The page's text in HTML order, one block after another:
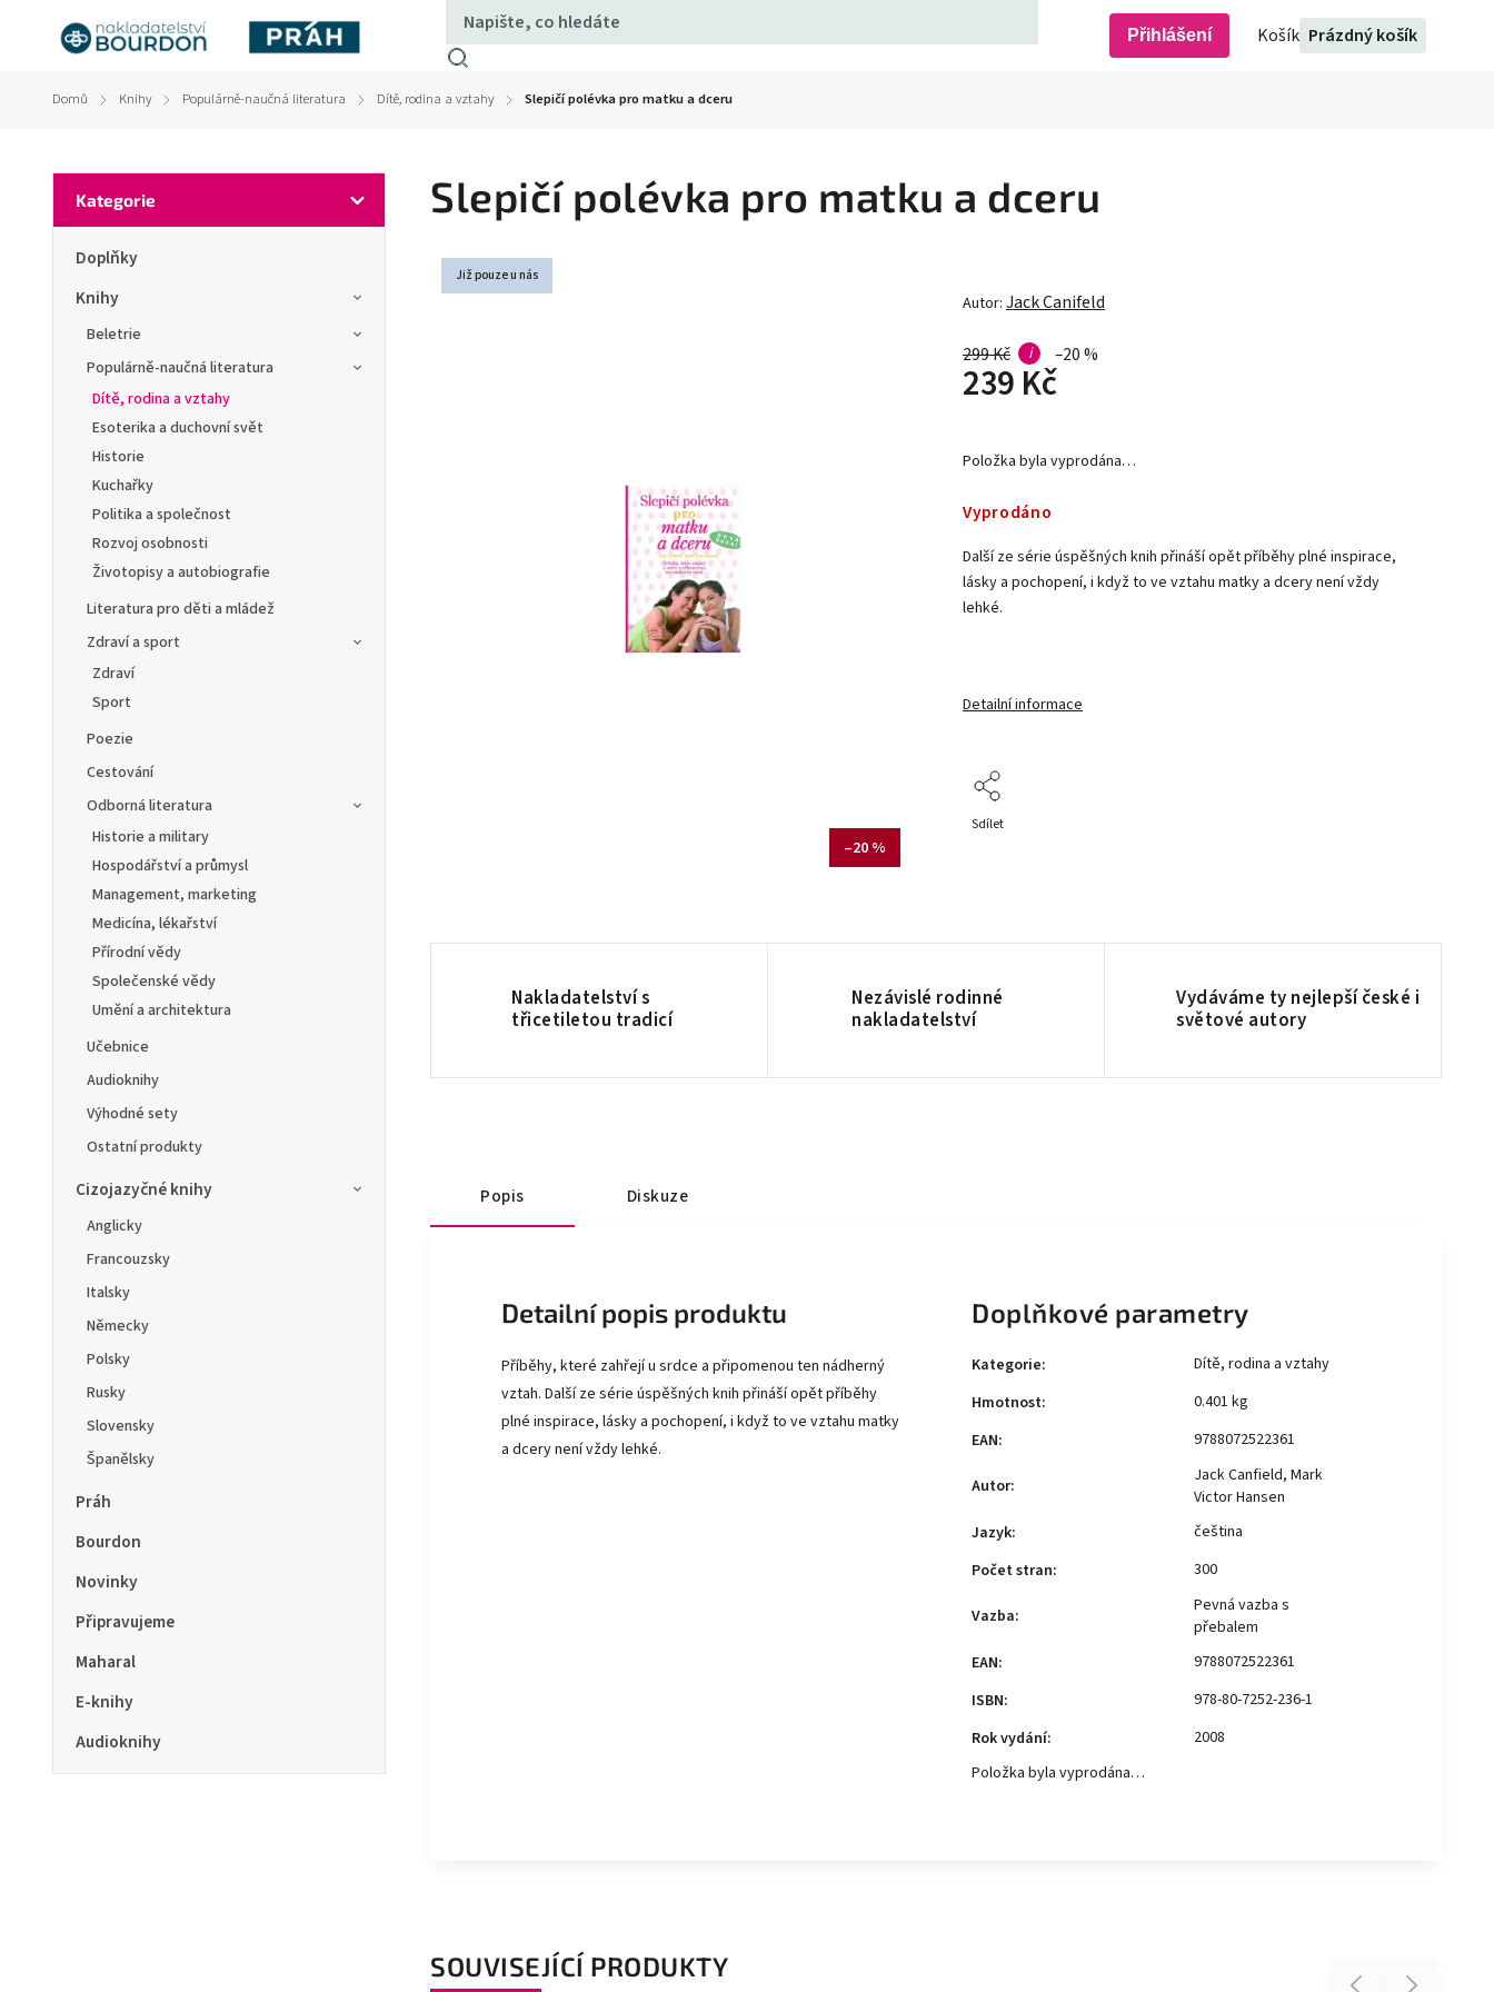
Prázdný košík
Přihlášení
Domů / Knihy / Populárně-naučná literatura / Dítě, rodina a vztahy / Slepičí polévka pro matku a dceru
Kategorie
Doplňky
Knihy
Beletrie
Populárně-naučná literatura
Dítě, rodina a vztahy
Esoterika a duchovní svět
Historie
Kuchařky
Politika a společnost
Rozvoj osobnosti
Životopisy a autobiografie
Literatura pro děti a mládež
Zdraví a sport
Zdraví
Sport
Poezie
Cestování
Odborná literatura
Historie a military
Hospodářství a průmysl
Management, marketing
Medicína, lékařství
Přírodní vědy
Společenské vědy
Umění a architektura
Učebnice
Audioknihy
Výhodné sety
Ostatní produkty
Cizojazyčné knihy
Anglicky
Francouzsky
Italsky
Německy
Polsky
Rusky
Slovensky
Španělsky
Práh
Bourdon
Novinky
Připravujeme
Maharal
E-knihy
Audioknihy
Slepičí polévka pro matku a dceru
Již pouze u nás
–20 %
Autor: Jack Canifeld
299 Kč i –20 %
239 Kč
Vyprodáno
Položka byla vyprodána…
Další ze série úspěšných knih přináší opět příběhy plné inspirace,
lásky a pochopení, i když to ve vztahu matky a dcery není vždy
lehké.
Detailní informace
Sdílet
Nakladatelství s
třicetiletou tradicí
Nezávislé rodinné
nakladatelství
Vydáváme ty nejlepší české i
světové autory
Popis Diskuze
Detailní popis produktu
Příběhy, které zahřejí u srdce a připomenou ten nádherný
vztah. Další ze série úspěšných knih přináší opět příběhy
plné inspirace, lásky a pochopení, i když to ve vztahu matky
a dcery není vždy lehké.
Doplňkové parametry
Kategorie:
Dítě, rodina a vztahy
Hmotnost:
0.401 kg
EAN: 9788072522361
Autor:
Jack Canfield, Mark
Victor Hansen
Jazyk:
čeština
Počet stran: 300
Vazba:
Pevná vazba s
přebalem
EAN:
9788072522361
ISBN:
978-80-7252-236-1
Rok vydání:
2008
Položka byla vyprodána…
SOUVISEJÍCÍ PRODUKTY
Previous Next